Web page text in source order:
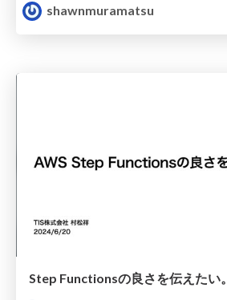
shawnmuramatsu
Step Functionsの良さを伝えたい。